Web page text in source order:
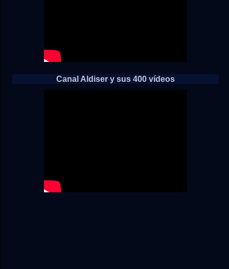
Canal Aldiser y sus 400 vídeos